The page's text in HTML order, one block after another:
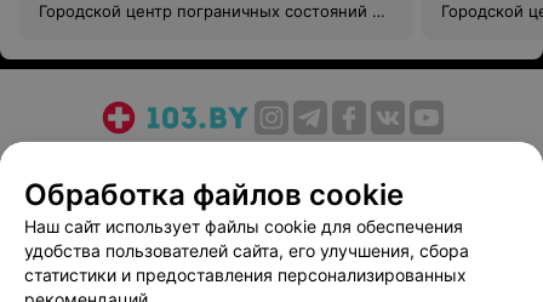
Городской центр пограничных состояний и
Городской
Медицинский маркетинг
Публичный договор
Пользовательское соглашение
Способы оплаты
Вакансии
Партнеры
Написать руководителю 103.by
Обработка файлов cookie
Наш сайт использует файлы cookie для обеспечения
удобства пользователей сайта, его улучшения, сбора
статистики и предоставления персонализированных